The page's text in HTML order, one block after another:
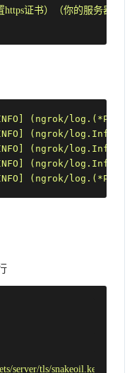
https证书）（你的服务器没
(ngrok/
(ngrok/log.Info:
(ngrok/log.Info:
(ngrok/log.Info:
(ngrok/
server/tls/snakeoil.key"